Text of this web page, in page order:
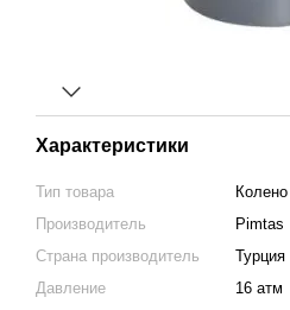
Характеристики
Тип товара
Колено
Производитель
Pimtas
Страна производитель
Турция
Давление
16 атм